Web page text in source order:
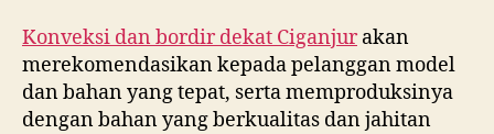
Konveksi dan bordir dekat Ciganjurakan
merekomendasikan kepada pelanggan model
dan bahan yang tepat, serta memproduksinya
dengan bahan yang berkualitas dan jahitan